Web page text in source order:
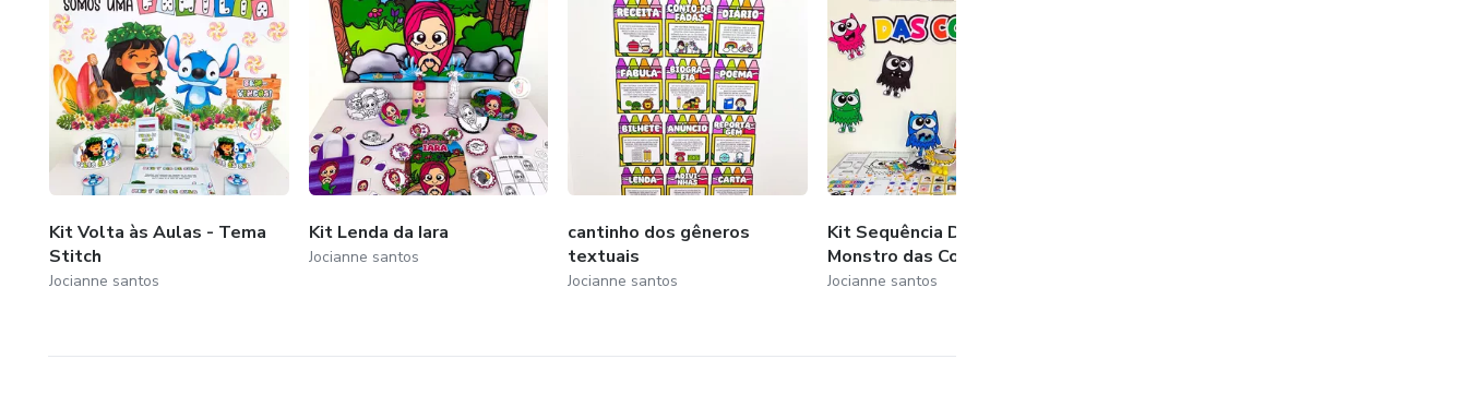
Kit Volta às Aulas - Tema
Stitch
Jocianne santos
Kit Lenda da Iara
Jocianne santos
cantinho dos gêneros
textuais
Jocianne santos
Kit Sequência Didática O
Monstro das Cores
Jocianne santos